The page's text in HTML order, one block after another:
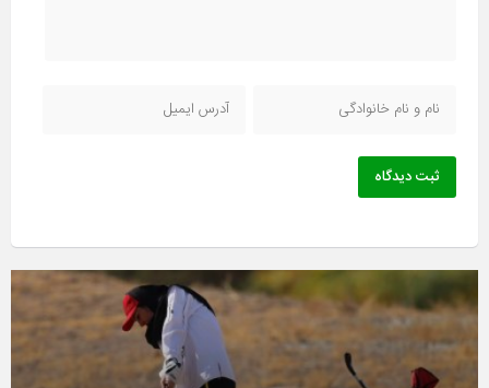
ثبت دیدگاه